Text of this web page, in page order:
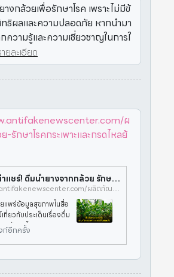
างกล้วยเพื่อรักษาโรค เพราะไม่มีข้
ธิผลและความปลอดภัย หากนำมา
ความรู้และความเชี่ยวชาญในการใ
ยละเอียด
ผ
กษาโรคกระเพาะและกรดไหลย้
ข่าวปลอม อย่าแชร์! ดื่มน้ำยางจากกล้วย รักษาโรคกระเพาะและกรดไหลย้อนได้ > ศูนย์ต่อต้านข่าวปลอม
https://www.antifakenewscenter.com/ผลิตภัณฑ์สุขภาพ/ข่าวปลอม-อย่าแชร์-ดื่มน้ำยางจากกล้วย-รักษาโรคกระเพาะและกรดไหลย้อนได้/
แพร่ข้อมูลสุขภาพในสื่อ
กี่ยวกับประเด็นเรื่องดื่ม
รักษาโรคกระเพาะแล
ด้ ทางศูนย์ต่อต้านข่าวป
ารตรวจสอบข้อเท็จจริ
ทย์แผนไทยและการ
ก์อีกครั้ง